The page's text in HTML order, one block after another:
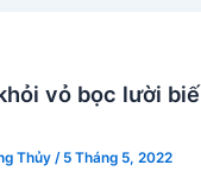
vỏ bọc lười
Thủy / 5 Tháng 5, 2022